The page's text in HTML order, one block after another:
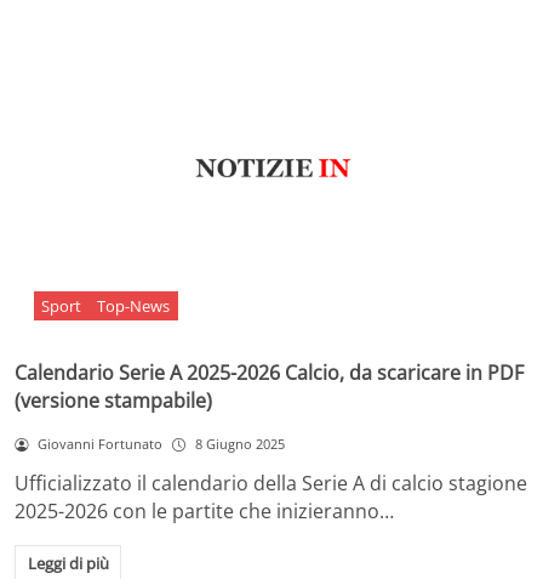
Sport Top-News
Calendario Serie A 2025-2026 Calcio, da scaricare in PDF
(versione stampabile)
Giovanni Fortunato 8 Giugno 2025
Ufficializzato il calendario della Serie A di calcio stagione
2025-2026 con le partite che inizieranno…
Leggi di più